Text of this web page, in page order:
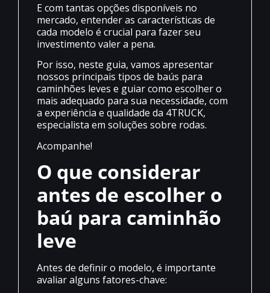
E com tantas opções disponíveis no
mercado, entender as características de
cada modelo é crucial para fazer seu
investimento valer a pena.
Por isso, neste guia, vamos apresentar
nossos principais tipos de baús para
caminhões leves e guiar como escolher o
mais adequado para sua necessidade, com
a experiência e qualidade da 4TRUCK,
especialista em soluções sobre rodas.
Acompanhe!
O que considerar
antes de escolher o
baú para caminhão
leve
Antes de definir o modelo, é importante
avaliar alguns fatores-chave: